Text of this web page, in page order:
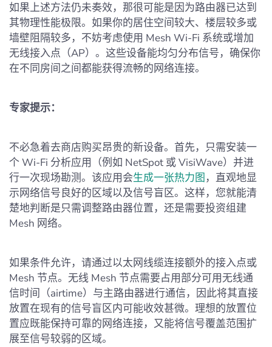
如果上述方法仍未奏效，那很可能是因为路由器已达到
其物理性能极限。如果你的居住空间较大、楼层较多或
墙壁阻隔较多，不妨考虑使用 Mesh Wi-Fi 系统或增加
无线接入点（AP）。这些设备能均匀分布信号，确保你
在不同房间之间都能获得流畅的网络连接。
专家提示：
不必急着去商店购买昂贵的新设备。首先，只需安装一
个 Wi-Fi 分析应用（例如 NetSpot 或 VisiWave）并进
行一次现场勘测。该应用会生成一张热力图 ，直观地显
示网络信号良好的区域以及信号盲区。这样，您就能清
楚地判断是只需调整路由器位置，还是需要投资组建
Mesh 网络。
如果条件允许，请通过以太网线缆连接额外的接入点或
Mesh 节点。无线 Mesh 节点需要占用部分可用无线通
信时间（airtime）与主路由器进行通信，因此将其直接
放置在现有的信号盲区内可能收效甚微。理想的放置位
置应既能保持可靠的网络连接，又能将信号覆盖范围扩
展至信号较弱的区域。